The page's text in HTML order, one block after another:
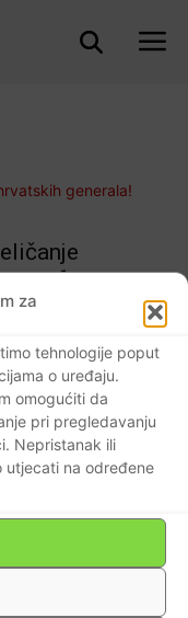
za
tehnologije poput
o uređaju.
omogućiti da
pri pregledavanju
Nepristanak ili
utjecati na određene
prof.
o privatnosti
by TagDiv